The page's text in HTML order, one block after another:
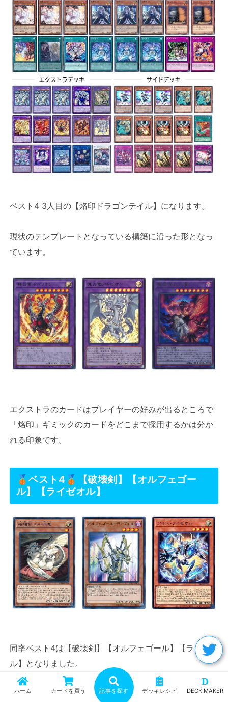
ベスト4 3人目の【烙印ドラゴンテイル】になります。
現状のテンプレートとなっている構築に沿った形となっ
ています。
エクストラのカードはプレイヤーの好みが出るところで
「烙印」ギミックのカードをどこまで採用するかは分か
れる印象です。
🥉ベスト4🥉【破壊剣】【オルフェゴー
ル】【ライゼオル】
同率ベスト4は【破壊剣】【オルフェゴール】【ライゼオ
ル】となりました。
それではレシピを見ていきましょう。
ホーム カードを買う 記事を探す デッキレシピ
D
DECK MAKER